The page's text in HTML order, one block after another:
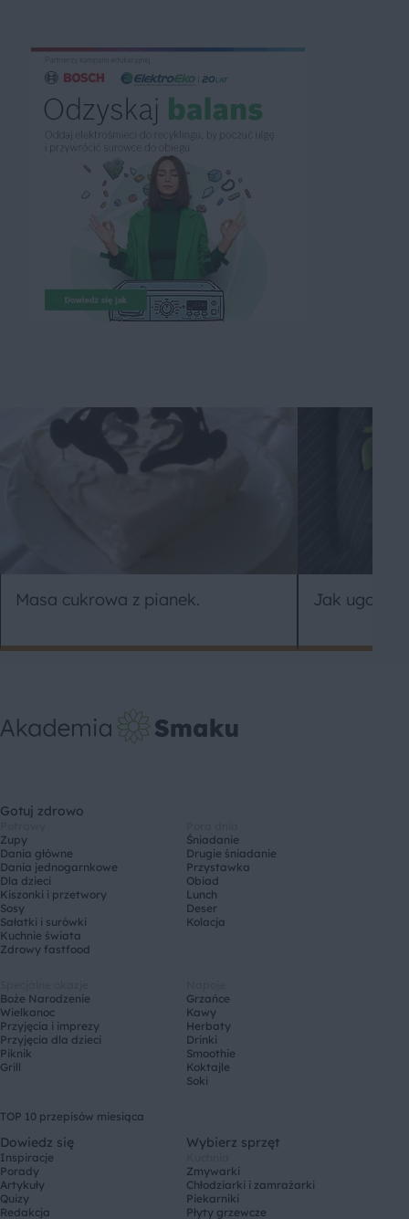
Masa cukrowa z pianek. Jak
Gotuj zdrowo
Zupy
Dania główne
Dania jednogarnkowe
Dla dzieci
Kiszonki i przetwory
Sosy
Sałatki i surówki
Kuchnie świata
Zdrowy fastfood
Śniadanie
Drugie śniadanie
Przystawka
Obiad
Lunch
Deser
Kolacja
Boże Narodzenie
Wielkanoc
Przyjęcia i imprezy
Przyjęcia dla dzieci
Piknik
Grill
Grzańce
Kawy
Herbaty
Drinki
Smoothie
Koktajle
Soki
TOP 10 przepisów miesiąca
Dowiedz się
Inspiracje
Porady
Artykuły
Quizy
Redakcja
Wybierz sprzęt
Zmywarki
Chłodziarki i zamrażarki
Piekarniki
Płyty grzewcze